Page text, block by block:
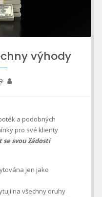
výhody
a podobných
pro své klienty
se svou žádostí
jen jako
na všechny druhy